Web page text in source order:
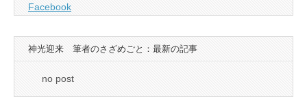
Facebook
神光迎来 筆者のさざめごと：最新の記事
no post